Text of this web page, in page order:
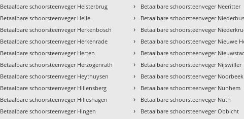
Betaalbare schoorsteenveger Heisterbrug
Betaalbare schoorsteenveger Helle
Betaalbare schoorsteenveger Herkenbosch
Betaalbare schoorsteenveger Herkenrade
Betaalbare schoorsteenveger Herten
Betaalbare schoorsteenveger Herzogenrath
Betaalbare schoorsteenveger Heythuysen
Betaalbare schoorsteenveger Hillensberg
Betaalbare schoorsteenveger Hilleshagen
Betaalbare schoorsteenveger Hingen
› Betaalbare schoorsteenveger Neeritter
› Betaalbare schoorsteenveger
› Betaalbare schoorsteenveger
› Betaalbare schoorsteenveger Nieuwe
› Betaalbare schoorsteenveger
› Betaalbare schoorsteenveger Nijswiller
› Betaalbare schoorsteenveger Noorbeek
› Betaalbare schoorsteenveger Nunhem
› Betaalbare schoorsteenveger Nuth
› Betaalbare schoorsteenveger Obbicht